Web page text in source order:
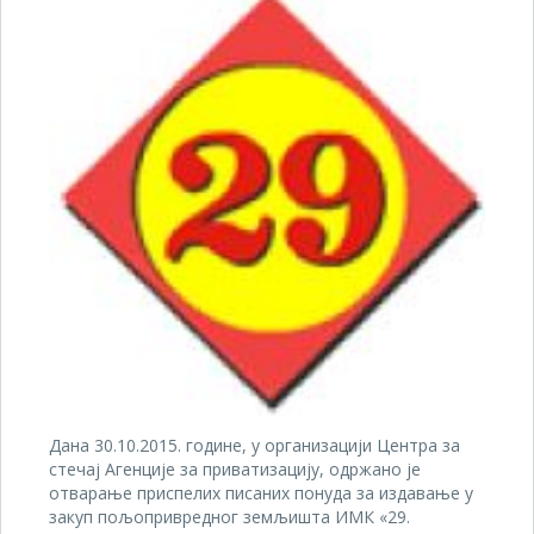
Дана 30.10.2015. године, у организацији Центра за
стечај Агенције за приватизацију, одржано је
отварање приспелих писаних понуда за издавање у
закуп пољопривредног земљишта ИМК «29.